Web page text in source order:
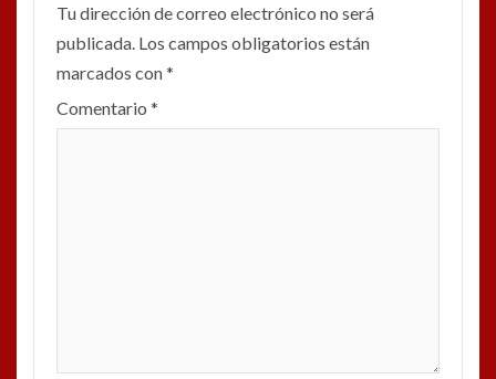
Tu dirección de correo electrónico no será
publicada. Los campos obligatorios están
marcados con*
Comentario *